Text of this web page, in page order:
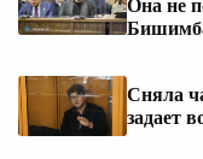
Она не
Сняла
задает